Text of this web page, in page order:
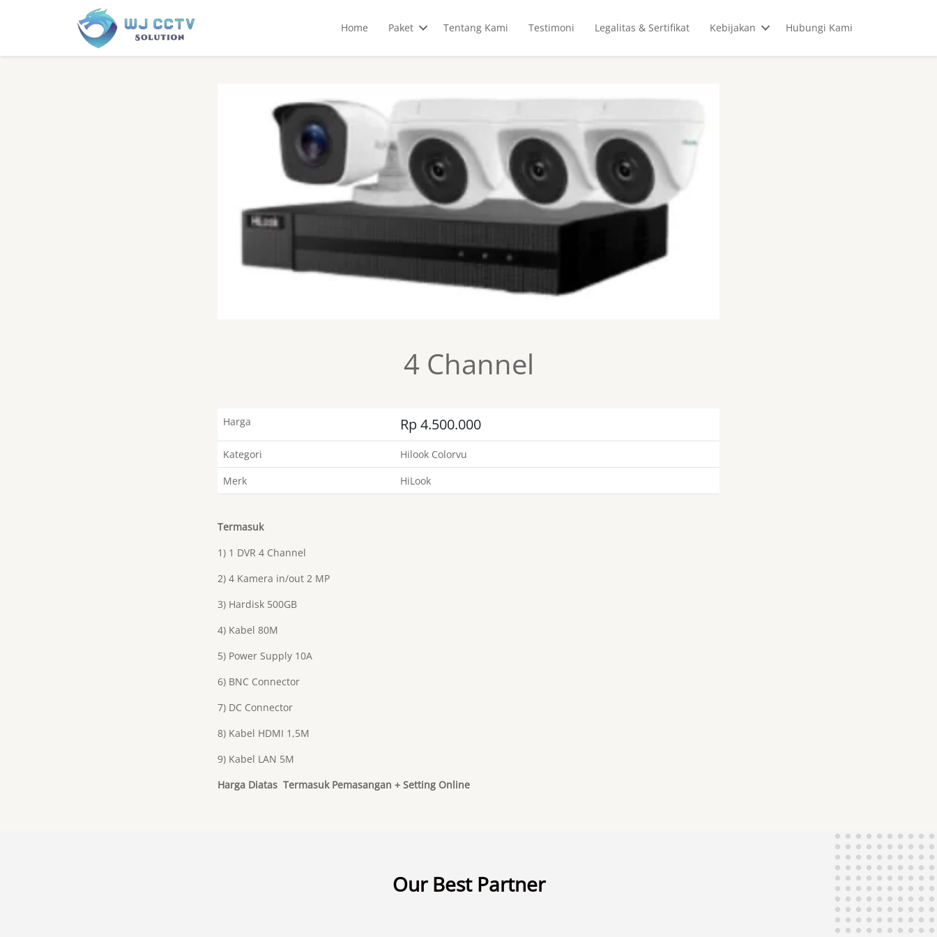
Home Paket Tentang Kami Testimoni Legalitas & Sertifikat Kebijakan Hubungi Kami
4 Channel
Harga Rp 4.500.000
Kategori
Hilook Colorvu
Merk
HiLook
Termasuk
1) 1 DVR 4 Channel
2) 4 Kamera in/out 2 MP
3) Hardisk 500GB
4) Kabel 80M
5) Power Supply 10A
6) BNC Connector
7) DC Connector
8) Kabel HDMI 1,5M
9) Kabel LAN 5M
Harga Diatas Termasuk Pemasangan + Setting Online
Our Best Partner